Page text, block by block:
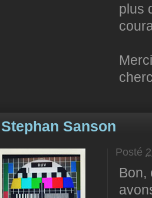
plus
Stephan Sanson
Posté
Bon,